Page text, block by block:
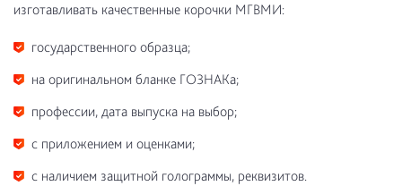
изготавливать качественные корочки МГВМИ:
государственного образца;
на оригинальном бланке ГОЗНАКа;
профессии, дата выпуска на выбор;
с приложением и оценками;
с наличием защитной голограммы, реквизитов.